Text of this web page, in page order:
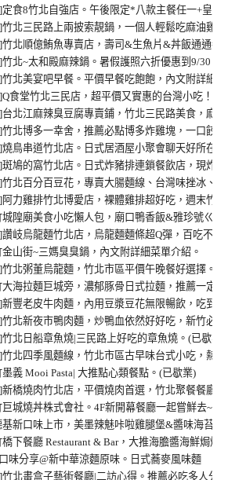
食8竹北自強店。午後限定*八款主餐任一+皇家
北三民路上兩披索靚鍋，一個人輕鬆吃麻油雞
北順億鮪魚專賣店，壽司&生魚片&丼飯通通都
北~太和殿麻辣鍋。暑假護照六折優惠到9/30。(
北美宴吧早餐。平價早餐吃飽飽，內文附詳細
食堂竹北三民店，超平價又實惠的台灣小吃！平
北江麻辣臭豆腐專賣鋪，竹北三民路美食，麻
北博多一幸舍，推薦必點博多炸雞塊，一口餃
鳥串道竹北店。日式居酒屋小聚會聊天好所在
鳩的窩竹北店。日式炸豬排連鎖餐飲店，現炸
北百分百豆花，專賣大腸麵線、台灣味挫冰、
力雞排竹北博愛店，裸體雞排超好吃，週末竹
隍廟美食小吃懶人包，廟口鴨香飯&雅珍號ㄍ
岐烏龍麵竹北店，烏龍麵麵條超Q彈，百吃不膩
山街~三媽臭臭鍋，內文附詳細菜單介紹。
北粥董烏龍麵，竹北市區平價午晚餐好選擇。
海拉麵巨城旁，濃郁豚骨日式拉麵，推薦一定
豐老皮牛肉麵，內用豆漿豆花無限暢飲，吃到
北新夜市鴨肉麵，炒鴨血依然好好吃，新竹必
北日船章魚燒|三民路上好吃的章魚燒。(已歇業)
北四季風麵線，竹北市區古早味台式小吃，熱
義 Mooi Pasta| 大推點心類餐點。(已歇業)
橋燒肉竹北店，平價燒肉首選，竹北聚餐餐廳
城燒丼株式會社。4F新開幕餐廳一起嘗鮮去~
新口味上市，美墨辣魅咔啦雞腿堡&醬味海苔
下餐廳 Restaurant & Bar，大推海膽醬海鮮焗烤
味分享@新中華涼麵原味。日式蕎麥風味麵
北畫盒子藝術餐廳|二訪心得。推薦必吃多人分